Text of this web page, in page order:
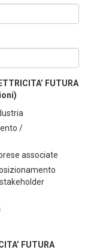
FUTURA
/
associate
FUTURA